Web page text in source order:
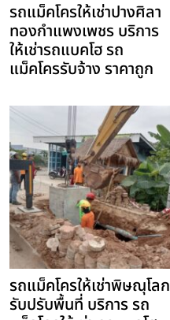
รถแม็คโครให้เช่าปางศิลา
ทองกำแพงเพชร บริการ
ให้เช่ารถแบคโฮ รถ
แม็คโครรับจ้าง ราคาถูก
รถแม็คโครให้เช่าพิษณุโลก
รับปรับพื้นที่ บริการ รถ